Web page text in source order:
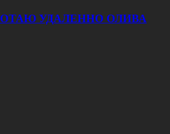
УДАЛЕННО ОЛИВА